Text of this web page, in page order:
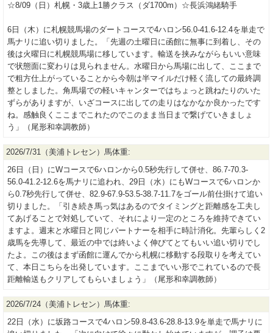
☆8/09（日）札幌・3歳上1勝クラス（ダ1700m）☆長浜鴻緒騎手
6日（木）に札幌競馬場のダートコースで4ハロン56.0-41.6-12.4を単走で
馬ナリに追い切りました。「先週の土曜日に函館に無事に到着し、その
後は火曜日に札幌競馬場に移しています。輸送を挟みながらもいい意味
で状態面に変わりは見られません。水曜日から馬場に出して、ここまで
で粗方仕上がっていることから今朝は半マイルだけ軽く流しての最終調
整としました。角馬場での軽いキャンターではちょっと跳ねたりのいた
ずらがありますが、いざコースに出しての走りはなかなか良かったです
ね。感触良くここまでこれたのでこのまま当日まで繋げていきましょ
う」（尾形和幸調教師）
2026/7/31（美浦トレセン）馬体重:
26日（日）にWコースで6ハロンから0.5秒先行して併せ、86.7-70.3-
56.0-41.2-12.6を馬ナリに追われ、29日（水）にもWコースで6ハロンか
ら0.7秒先行して併せ、82.9-67.9-53.5-38.7-11.7をゴール前仕掛けて追い
切りました。「引き続き馬っ気はあるのでタイミングと距離感を工夫し
てあげることで対処していて、それにより一定のところを維持できてい
ますよ。週末と水曜日と同じパートナーを相手に時計消化。先輩らしく2
歳馬を先導して、最近の中では終いよく伸びてとてもいい追い切りでし
たよ。この後はまず函館に運んでから札幌に移動する段取りを考えてい
て、本日こちらを出発しています。ここまでいい形でこれているので長
距離輸送もクリアしてもらいましょう」（尾形和幸調教師）
2026/7/24（美浦トレセン）馬体重:
22日（水）に坂路コースで4ハロン59.8-43.6-28.8-13.9を単走で馬ナリに